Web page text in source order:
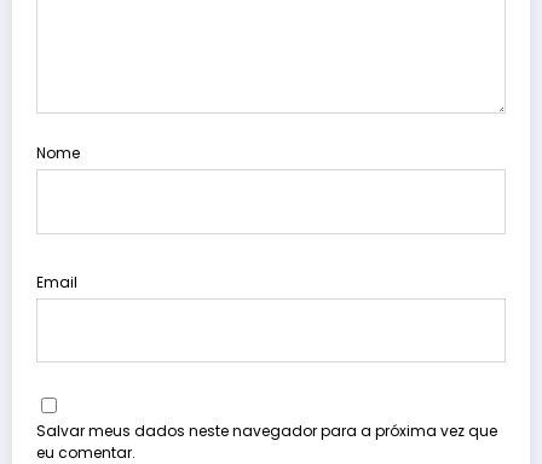
Nome
Email
Salvar meus dados neste navegador para a próxima vez que
eu comentar.